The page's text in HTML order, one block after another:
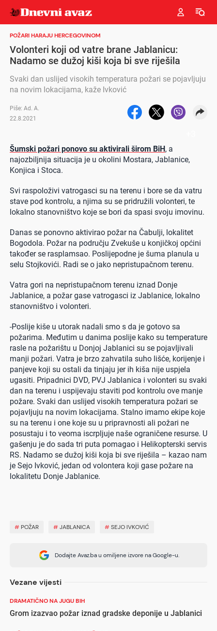
POŽARI HARAJU HERCEGOVINOM
Volonteri koji od vatre brane Jablanicu:
Nadamo se dužoj kiši koja bi sve riješila
Svaki dan uslijed visokih temperatura požari se pojavljuju
na novim lokacijama, kaže Ivković
Piše: Ad. A.
22.8.2021
Šumski požari ponovo su aktivirali širom BiH, a
najozbiljnija situacija je u okolini Mostara, Jablanice,
Konjica i Stoca.
Svi raspoloživi vatrogasci su na terenu i bore se da vatru
stave pod kontrolu, a njima su se pridružili volonteri, te
lokalno stanovništvo koje se bori da spasi svoju imovinu.
Danas se ponovno aktivirao požar na Čabulji, lokalitet
Bogodola. Požar na području Zvekuše u konjičkoj općini
također se rasplamsao. Poslijepodne je šuma planula u
selu Stojkovići. Radi se o jako nepristupačnom terenu.
Vatra gori na nepristupačnom terenu iznad Donje
Jablanice, a požar gase vatrogasci iz Jablanice, lokalno
stanovništvo i volonteri.
-Poslije kiše u utorak nadali smo s da je gotovo sa
požarima. Međutim u danima poslije kako su temperature
rasle na požarištu u Donjoj Jablanici su se pojavljivali
manji požari. Vatra je brzo zahvatila suho lišće, korijenje i
panjeve koji su ostali da tinjaju jer ih kiša nije uspjela
ugasiti. Pripadnici DVD, PVJ Jablanica i volonteri su svaki
dan na terenu i uspijevaju staviti pod kontrolu ove manje
požare. Svaki dan uslijed visokih temperatura požari se
pojavljuju na novim lokacijama. Stalno imamo ekipe koje
su na terenu i one koje su u pripravnosti ali požari ne
posustaju i to veoma iscrpljuje naše ograničene resurse. U
gašenju je do sada tri puta pomagao i Helikopterski servis
RS. Nadamo se dužoj kiši koja bi sve riješila – kazao nam
je Sejo Ivković, jedan od volontera koji gase požare na
lokalitetu Donje Jablanice.
# POŽAR #JABLANICA #SEJO IVKOVIĆ
Dodajte Avaz.ba u omiljene izvore na Google-u.
Vezane vijesti
DRAMATIČNO NA JUGU BIH
Grom izazvao požar iznad gradske deponije u Jablanici